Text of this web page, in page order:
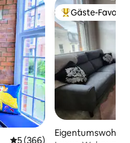
Durchschnittliche
5 (366)
Beliebter Gäste-
Gäste-Favorit